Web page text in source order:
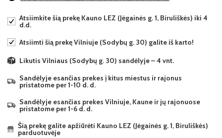
Atsiimkite šią prekę Kauno LEZ (Jėgainės g. 1, Biruliškės) iki 4
d.d.
Atsiimti šią prekę Vilniuje (Sodybų g. 30) galite iš karto!
Likutis Vilniaus (Sodybų g. 30) sandėlyje – 4 vnt.
Sandėlyje esančias prekes į kitus miestus ir rajonus
pristatome per 1-10 d. d.
Sandėlyje esančias prekes Vilniuje, Kaune ir jų rajonuose
pristatome per 1-6 d. d.
Šią prekę galite apžiūrėti Kauno LEZ (Jėgainės g. 1, Biruliškės)
parduotuvėje